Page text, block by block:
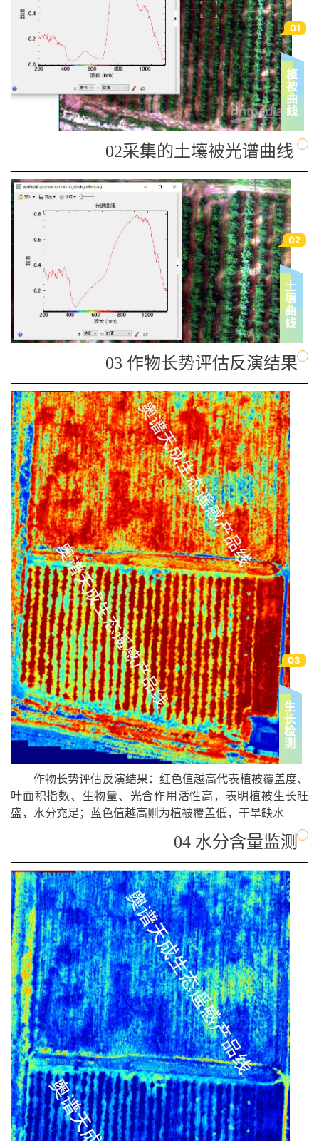
01
植
被
曲
线
02采集的土壤被光谱曲线
02
土
壤
曲
线
03 作物长势评估反演结果
03
生
长
检
测
作物长势评估反演结果：红色值越高代表植被覆盖度、
叶面积指数、生物量、光合作用活性高，表明植被生长旺
盛，水分充足；蓝色值越高则为植被覆盖低，干旱缺水
04 水分含量监测